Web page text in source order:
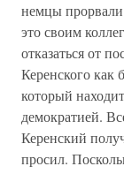
немцы
это своим
отказаться от
Керенского как
который
демократией.
Керенский
просил.